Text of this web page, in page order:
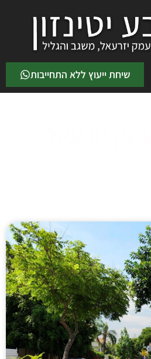
שיחת ייעוץ ללא התחייבות